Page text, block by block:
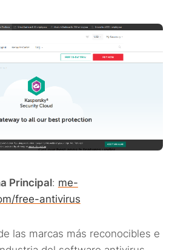
Principal: me-
free-antivirus
las marcas más reconocibles e